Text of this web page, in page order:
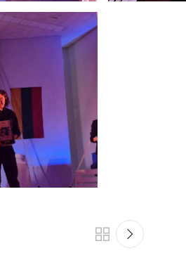
18:35 19:20